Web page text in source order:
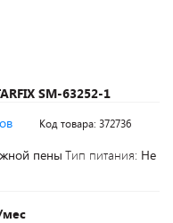
SM-63252-1
Код товара: 372736
пены Тип питания: Не